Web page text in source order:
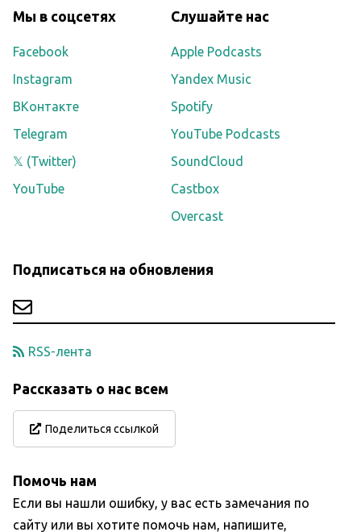
Мы в соцсетях
Facebook
Instagram
ВКонтакте
Telegram
𝕏 (Twitter)
YouTube
Слушайте нас
Apple Podcasts
Yandex Music
Spotify
YouTube Podcasts
SoundCloud
Castbox
Overcast
Подписаться на обновления
RSS-лента
Рассказать о нас всем
Поделиться ссылкой
Помочь нам
Если вы нашли ошибку, у вас есть замечания по
сайту или вы хотите помочь нам, напишите,